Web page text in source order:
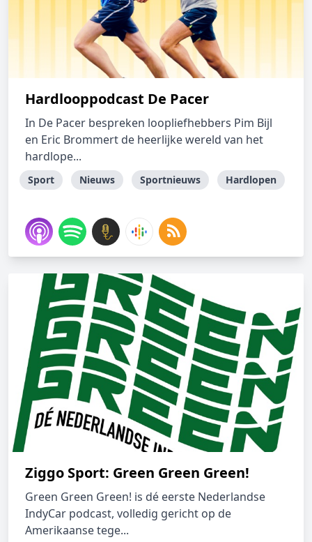
Hardlooppodcast De Pacer
In De Pacer bespreken loopliefhebbers Pim Bijl
en Eric Brommert de heerlijke wereld van het
hardlope...
Sport Nieuws Sportnieuws Hardlopen
Ziggo Sport: Green Green Green!
Green Green Green! is dé eerste Nederlandse
IndyCar podcast, volledig gericht op de
Amerikaanse tege...